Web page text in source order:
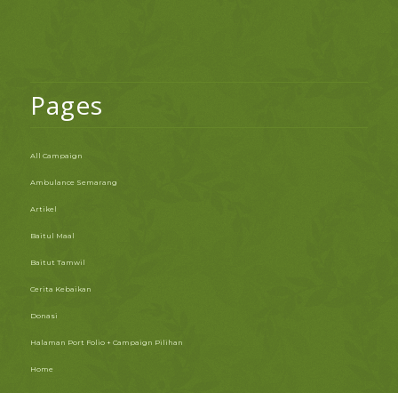
Pages
All Campaign
Ambulance Semarang
Artikel
Baitul Maal
Baitut Tamwil
Cerita Kebaikan
Donasi
Halaman Port Folio + Campaign Pilihan
Home